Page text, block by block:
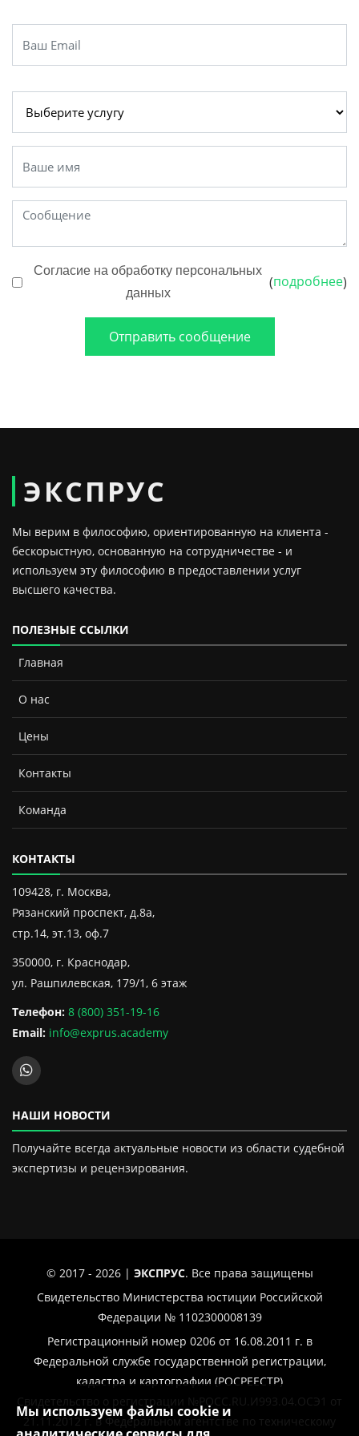
Согласие на обработку персональных
данных
(подробнее)
Отправить сообщение
ЭКСПРУС
Мы верим в философию, ориентированную на клиента -
бескорыстную, основанную на сотрудничестве - и
используем эту философию в предоставлении услуг
высшего качества.
ПОЛЕЗНЫЕ ССЫЛКИ
Главная
О нас
Цены
Контакты
Команда
КОНТАКТЫ
109428, г. Москва,
Рязанский проспект, д.8а,
стр.14, эт.13, оф.7
350000, г. Краснодар,
ул. Рашпилевская, 179/1, 6 этаж
Телефон: 8 (800) 351-19-16
Email: info@exprus.academy
НАШИ НОВОСТИ
Получайте всегда актуальные новости из области судебной
экспертизы и рецензирования.
© 2017 - 2026 | ЭКСПРУС. Все права защищены
Свидетельство Министерства юстиции Российской
Федерации № 1102300008139
Регистрационный номер 0206 от 16.08.2011 г. в
Федеральной службе государственной регистрации,
кадастра и картографии (РОСРЕЕСТР)
Свидетельство о регистрации №РОСС.RU.И993.04.ОСЭ1 от
21.11.2012 г. в Федеральном агентстве по техническому
Мы используем файлы cookie и